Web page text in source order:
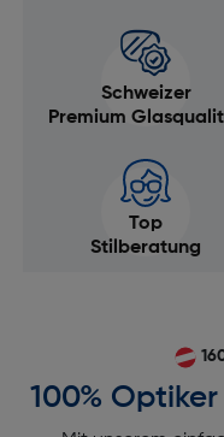
Schweizer
Premium
Top
Stilberatung
100%